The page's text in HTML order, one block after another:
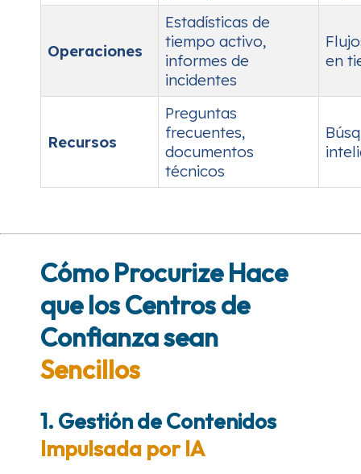
Operaciones
Estadísticas de
tiempo activo,
informes de
incidentes
en
Recursos
Preguntas
frecuentes,
documentos
técnicos
Cómo Procurize Hace
que los Centros de
Confianza sean
Sencillos
1. Gestión de Contenidos
Impulsada por IA